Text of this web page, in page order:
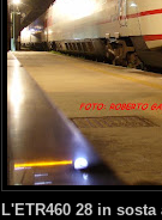
L'ETR460 28 in